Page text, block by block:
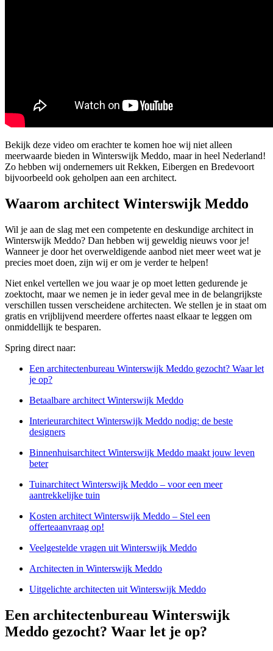
Bekijk deze video om erachter te komen hoe wij niet alleen
meerwaarde bieden in Winterswijk Meddo, maar in heel Nederland!
Zo hebben wij ondernemers uit Rekken, Eibergen en Bredevoort
bijvoorbeeld ook geholpen aan een architect.
Waarom architect Winterswijk Meddo
Wil je aan de slag met een competente en deskundige architect in
Winterswijk Meddo? Dan hebben wij geweldig nieuws voor je!
Wanneer je door het overweldigende aanbod niet meer weet wat je
precies moet doen, zijn wij er om je verder te helpen!
Niet enkel vertellen we jou waar je op moet letten gedurende je
zoektocht, maar we nemen je in ieder geval mee in de belangrijkste
verschillen tussen verscheidene architecten. We stellen je in staat om
gratis en vrijblijvend meerdere offertes naast elkaar te leggen om
onmiddellijk te besparen.
Spring direct naar:
Een architectenbureau Winterswijk Meddo gezocht? Waar let
je op?
Betaalbare architect Winterswijk Meddo
Interieurarchitect Winterswijk Meddo nodig: de beste
designers
Binnenhuisarchitect Winterswijk Meddo maakt jouw leven
beter
Tuinarchitect Winterswijk Meddo – voor een meer
aantrekkelijke tuin
Kosten architect Winterswijk Meddo – Stel een
offerteaanvraag op!
Veelgestelde vragen uit Winterswijk Meddo
Architecten in Winterswijk Meddo
Uitgelichte architecten uit Winterswijk Meddo
Een architectenbureau Winterswijk
Meddo gezocht? Waar let je op?